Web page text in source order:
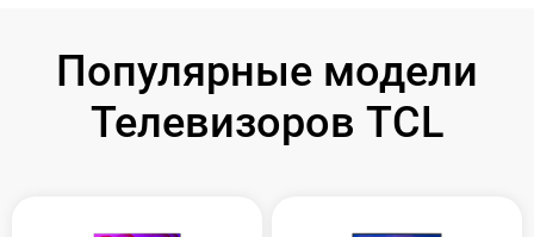
Популярные модели
Телевизоров TCL